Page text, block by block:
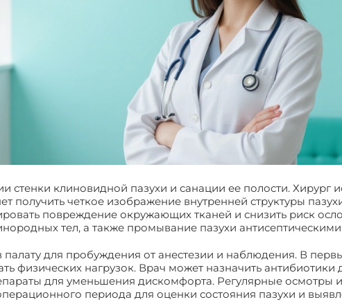
стенки клиновидной пазухи и санации ее полости. Хирург
получить четкое изображение внутренней структуры
повреждение окружающих тканей и снизить риск
тел, а также промывание пазухи
для пробуждения от анестезии и наблюдения. В
физических нагрузок. Врач может назначить
для уменьшения дискомфорта. Регулярные осмотры
периода для оценки состояния пазухи и